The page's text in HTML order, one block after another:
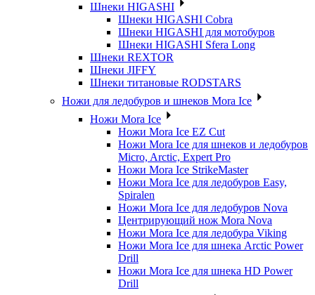
Шнеки HIGASHI
Шнеки HIGASHI Cobra
Шнеки HIGASHI для мотобуров
Шнеки HIGASHI Sfera Long
Шнеки REXTOR
Шнеки JIFFY
Шнеки титановые RODSTARS
Ножи для ледобуров и шнеков Mora Ice
Ножи Mora Ice
Ножи Mora Ice EZ Cut
Ножи Mora Ice для шнеков и ледобуров
Micro, Arctic, Expert Pro
Ножи Mora Ice StrikeMaster
Ножи Mora Ice для ледобуров Easy,
Spiralen
Ножи Mora Ice для ледобуров Nova
Центрирующий нож Mora Nova
Ножи Mora Ice для ледобура Viking
Ножи Mora Ice для шнека Arctic Power
Drill
Ножи Mora Ice для шнека HD Power
Drill